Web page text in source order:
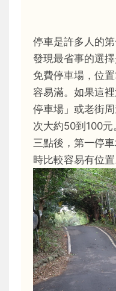
停車是許多人的
發現最省事的選
免費停車場，位
容易滿。如果這
停車場」或老街
次大約50到100
三點後，第一停
時比較容易有位置